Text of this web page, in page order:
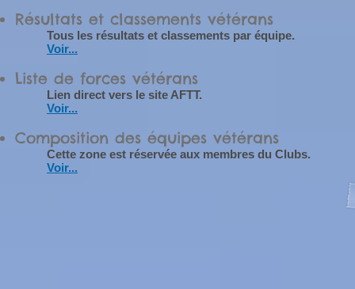
Résultats et classements vétérans
Tous les résultats et classements par équipe.
Voir...
Liste de forces vétérans
Lien direct vers le site AFTT.
Voir...
Composition des équipes vétérans
Cette zone est réservée aux membres du Clubs.
Voir...